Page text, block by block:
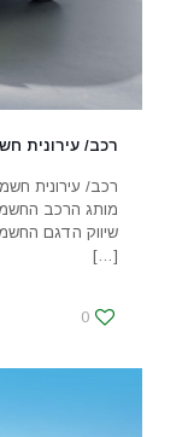
רכב/ עירונית
מותג הרכב
שיווק הדגם
[…]
0